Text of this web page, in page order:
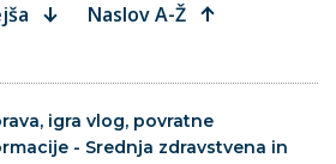
Naslov A-Ž
igra vlog, povratne
- Srednja zdravstvena in